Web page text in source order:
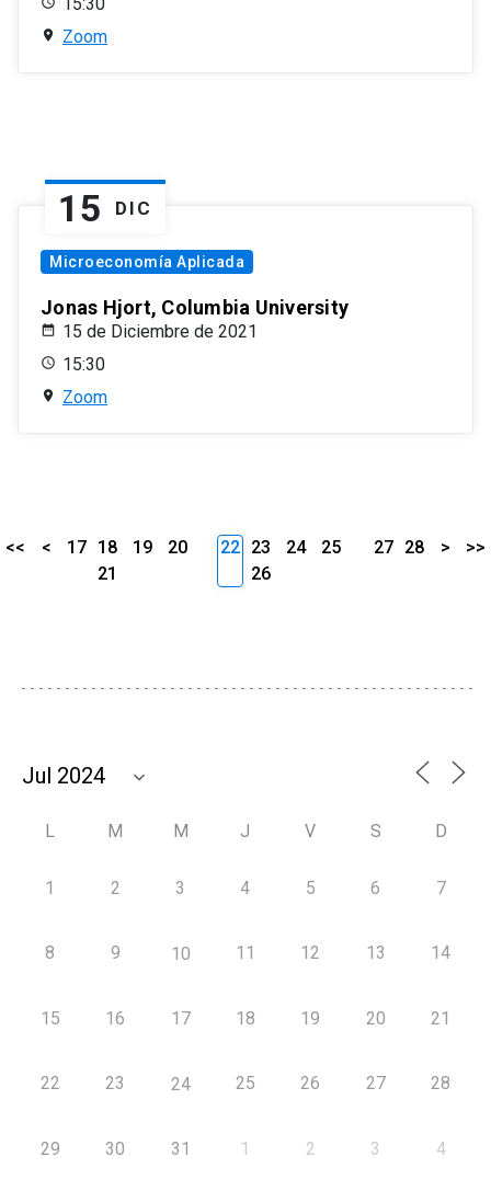
Zoom
15 DIC
Microeconomía Aplicada
Jonas Hjort, Columbia University
15 de Diciembre de 2021
15:30
Zoom
<< < 17 18 19
20
21
22 23 24
25
26
27 28 > >>
L M M J V S D
1 2 3 4 5 6 7
8 9 10 11 12 13 14
15 16 17 18 19 20 21
22 23 24 25 26 27 28
29 30 31 1 2 3 4